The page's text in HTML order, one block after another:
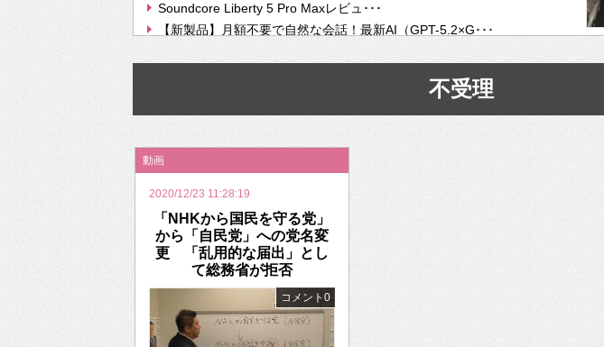
Soundcore Liberty 5 Pro Maxレビュ･･･
【新製品】月額不要で自然な会話！最新AI（GPT-5.2×G･･･
【次世代の没入感と生産性】VITURE Luma Ultra･･･
挫折率8割の壁をAIで突破。ジャストシステム、”自分が今話し･･･
2026年のバレンタインは「自分で作って、想いを渡す」 TE･･･
不受理
動画
2020/12/23 11:28:19
「NHKから国民を守る党」
から「自民党」への党名変
更 「乱用的な届出」とし
て総務省が拒否
コメント0